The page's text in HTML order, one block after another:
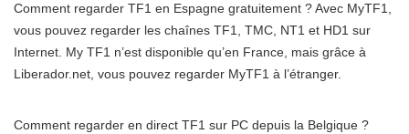
Comment regarder TF1 en Espagne gratuitement ? Avec MyTF1,
vous pouvez regarder les chaînes TF1, TMC, NT1 et HD1 sur
Internet. My TF1 n’est disponible qu’en France, mais grâce à
Liberador.net, vous pouvez regarder MyTF1 à l’étranger.
Comment regarder en direct TF1 sur PC depuis la Belgique ?